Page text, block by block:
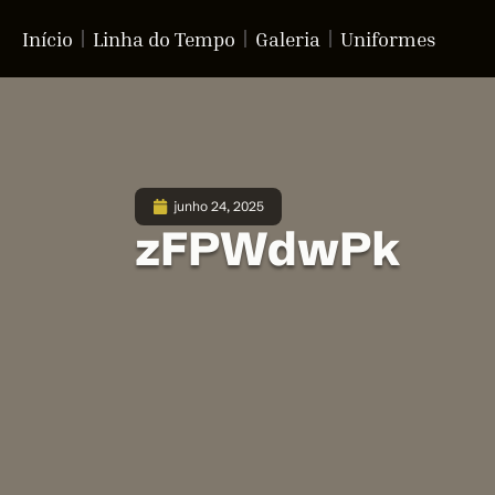
Início Linha do Tempo Galeria Uniformes
junho 24, 2025
zFPWdwPk